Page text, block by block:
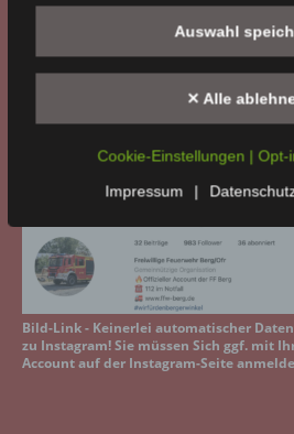
Bild-Link - Keinerlei automatischer
zu Facebook! Sie müssen Sich mit Ihrem
auf der Facebook-Seite anmelden!
WIR BEI INSTAGRAM
Bild-Link - Keinerlei automatischer
zu Instagram! Sie müssen Sich ggf. mit
Account auf der Instagram-Seite
Auswahl
✕ Alle
Cookie-Einstellungen |
Impressum |